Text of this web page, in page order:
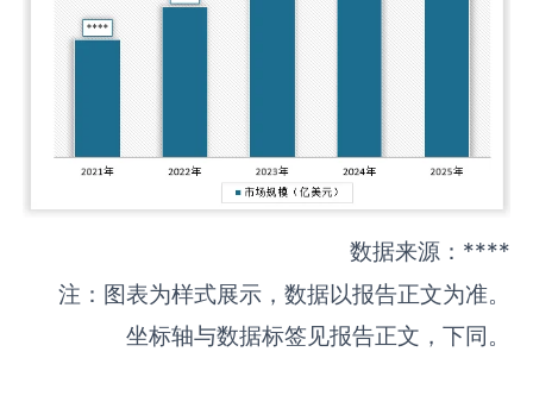
数据来源：****
注：图表为样式展示，数据以报告正文为准。
坐标轴与数据标签见报告正文，下同。